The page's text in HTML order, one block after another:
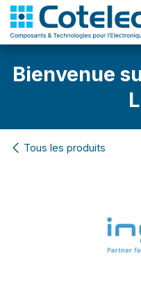
Bienvenue
Tous les produits